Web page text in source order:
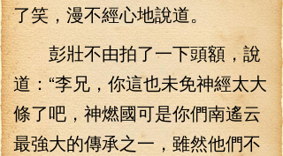
了笑，漫不經心地說道。
彭壯不由拍了一下頭額，說
道：“李兄，你這也未免神經太大
條了吧，神燃國可是你們南遙云
最強大的傳承之一，雖然他們不